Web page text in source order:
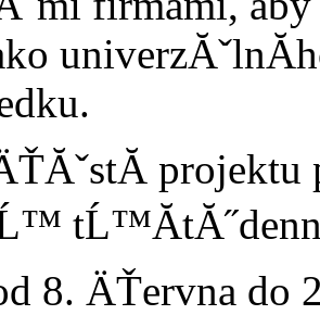
8. ÄŤervna do